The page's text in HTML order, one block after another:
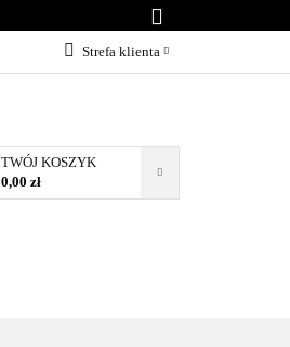
Strefa klienta
Dodaj zgłoszenie
Zgody cookies
TWÓJ KOSZYK
0,00 zł